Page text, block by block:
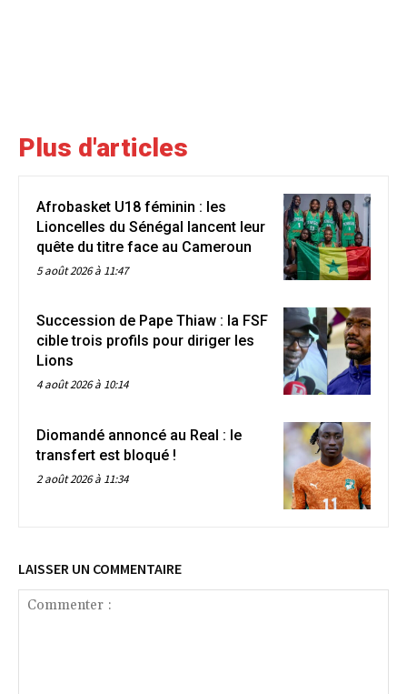
Plus d'articles
Afrobasket U18 féminin : les
Lioncelles du Sénégal lancent leur
quête du titre face au Cameroun
5 août 2026 à 11:47
Succession de Pape Thiaw : la FSF
cible trois profils pour diriger les
Lions
4 août 2026 à 10:14
Diomandé annoncé au Real : le
transfert est bloqué !
2 août 2026 à 11:34
LAISSER UN COMMENTAIRE